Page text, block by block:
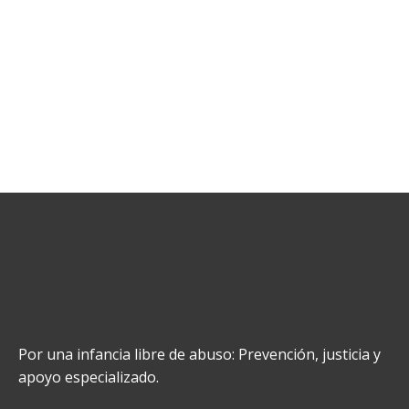
Por una infancia libre de abuso: Prevención, justicia y
apoyo especializado.